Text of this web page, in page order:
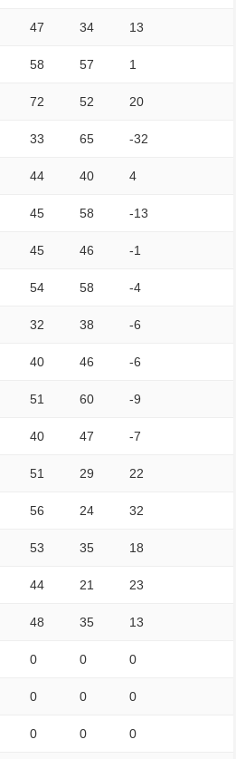
47 34 13
58 57 1
72 52 20
33 65 -32
44 40 4
45 58 -13
45 46 -1
54 58 -4
32 38 -6
40 46 -6
51 60 -9
40 47 -7
51 29 22
56 24 32
53 35 18
44 21 23
48 35 13
0 0 0
0 0 0
0 0 0